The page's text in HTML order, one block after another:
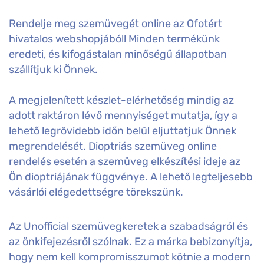
Rendelje meg szemüvegét online az Ofotért
hivatalos webshopjából! Minden termékünk
eredeti, és kifogástalan minőségű állapotban
szállítjuk ki Önnek.
A megjelenített készlet-elérhetőség mindig az
adott raktáron lévő mennyiséget mutatja, így a
lehető legrövidebb időn belül eljuttatjuk Önnek
megrendelését. Dioptriás szemüveg online
rendelés esetén a szemüveg elkészítési ideje az
Ön dioptriájának függvénye. A lehető legteljesebb
vásárlói elégedettségre törekszünk.
Az Unofficial szemüvegkeretek a szabadságról és
az önkifejezésről szólnak. Ez a márka bebizonyítja,
hogy nem kell kompromisszumot kötnie a modern